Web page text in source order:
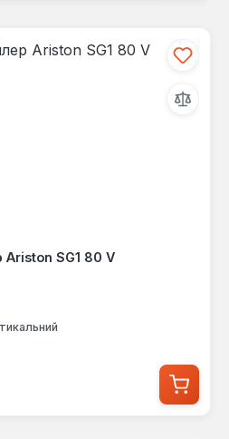
Ariston SG1 80 V